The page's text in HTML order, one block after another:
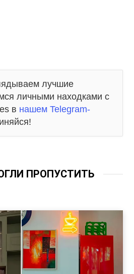
лучшие
личными находками с
в нашем Telegram-
ПРОПУСТИТЬ